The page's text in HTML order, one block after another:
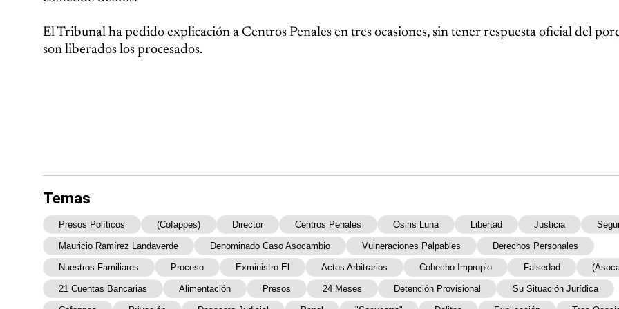
El Tribunal ha pedido explicación a Centros Penales en tres ocasiones, sin tener respuesta oficial del
son liberados los procesados.
Temas
Presos Políticos (Cofappes) Director Centros Penales Osiris Luna Libertad Justicia
Mauricio Ramírez Landaverde Denominado Caso Asocambio Vulneraciones Palpables Derechos Personales
Nuestros Familiares Proceso Exministro El Actos Arbitrarios Cohecho Impropio Falsedad
21 Cuentas Bancarias Alimentación Presos 24 Meses Detención Provisional Su Situación Jurídica